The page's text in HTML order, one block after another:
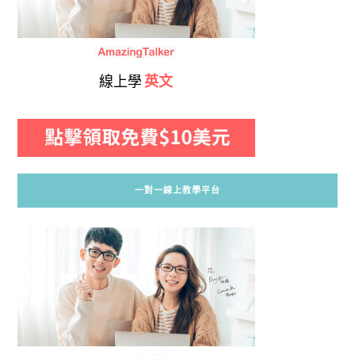
線上學 英文
一對一線上教學平台